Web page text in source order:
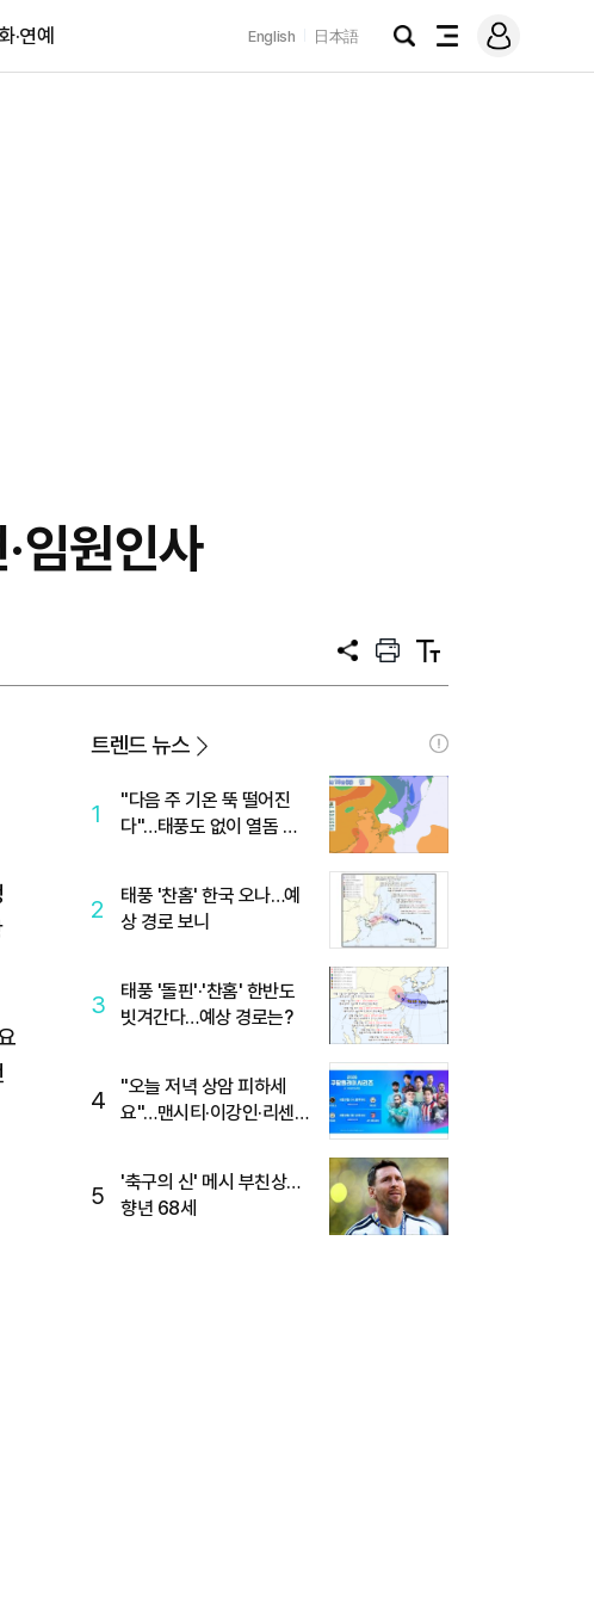
·연예 English 日本語
검
전
메
그
임원인사
공
프
트
텍
트
트렌드 뉴스
1
"다음 주 기온 뚝 떨어진
다"…태풍도 없이 열돔 박
2
태풍 '찬홈' 한국 오나…예
상 경로 보니
3
태풍 '돌핀'·'찬홈' 한반도
빗겨간다…예상 경로는?
4
"오늘 저녁 상암 피하세
요"…맨시티·이강인·리센느
5
'축구의 신' 메시 부친상…
향년 68세